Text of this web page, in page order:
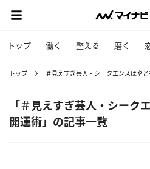
トップ 働く 整える 磨く
トップ ＃見えすぎ芸人・シークエンスはや
「＃見えすぎ芸人・シーク
開運術」の記事一覧